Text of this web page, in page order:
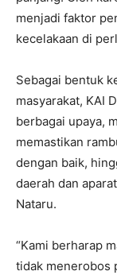
menjadi faktor
kecelakaan di
Sebagai bentuk
masyarakat, KAI
berbagai upaya,
memastikan
dengan baik,
daerah dan
Nataru.
“Kami berharap
tidak menerobos